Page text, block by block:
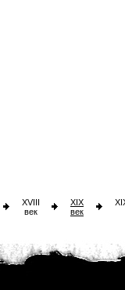
XVIII
век
XIX
век